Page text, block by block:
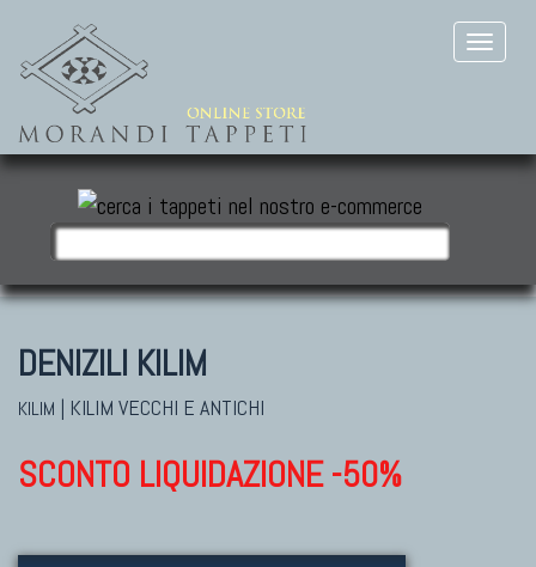
DENIZILI KILIM
KILIM | KILIM VECCHI E ANTICHI
SCONTO LIQUIDAZIONE -50%